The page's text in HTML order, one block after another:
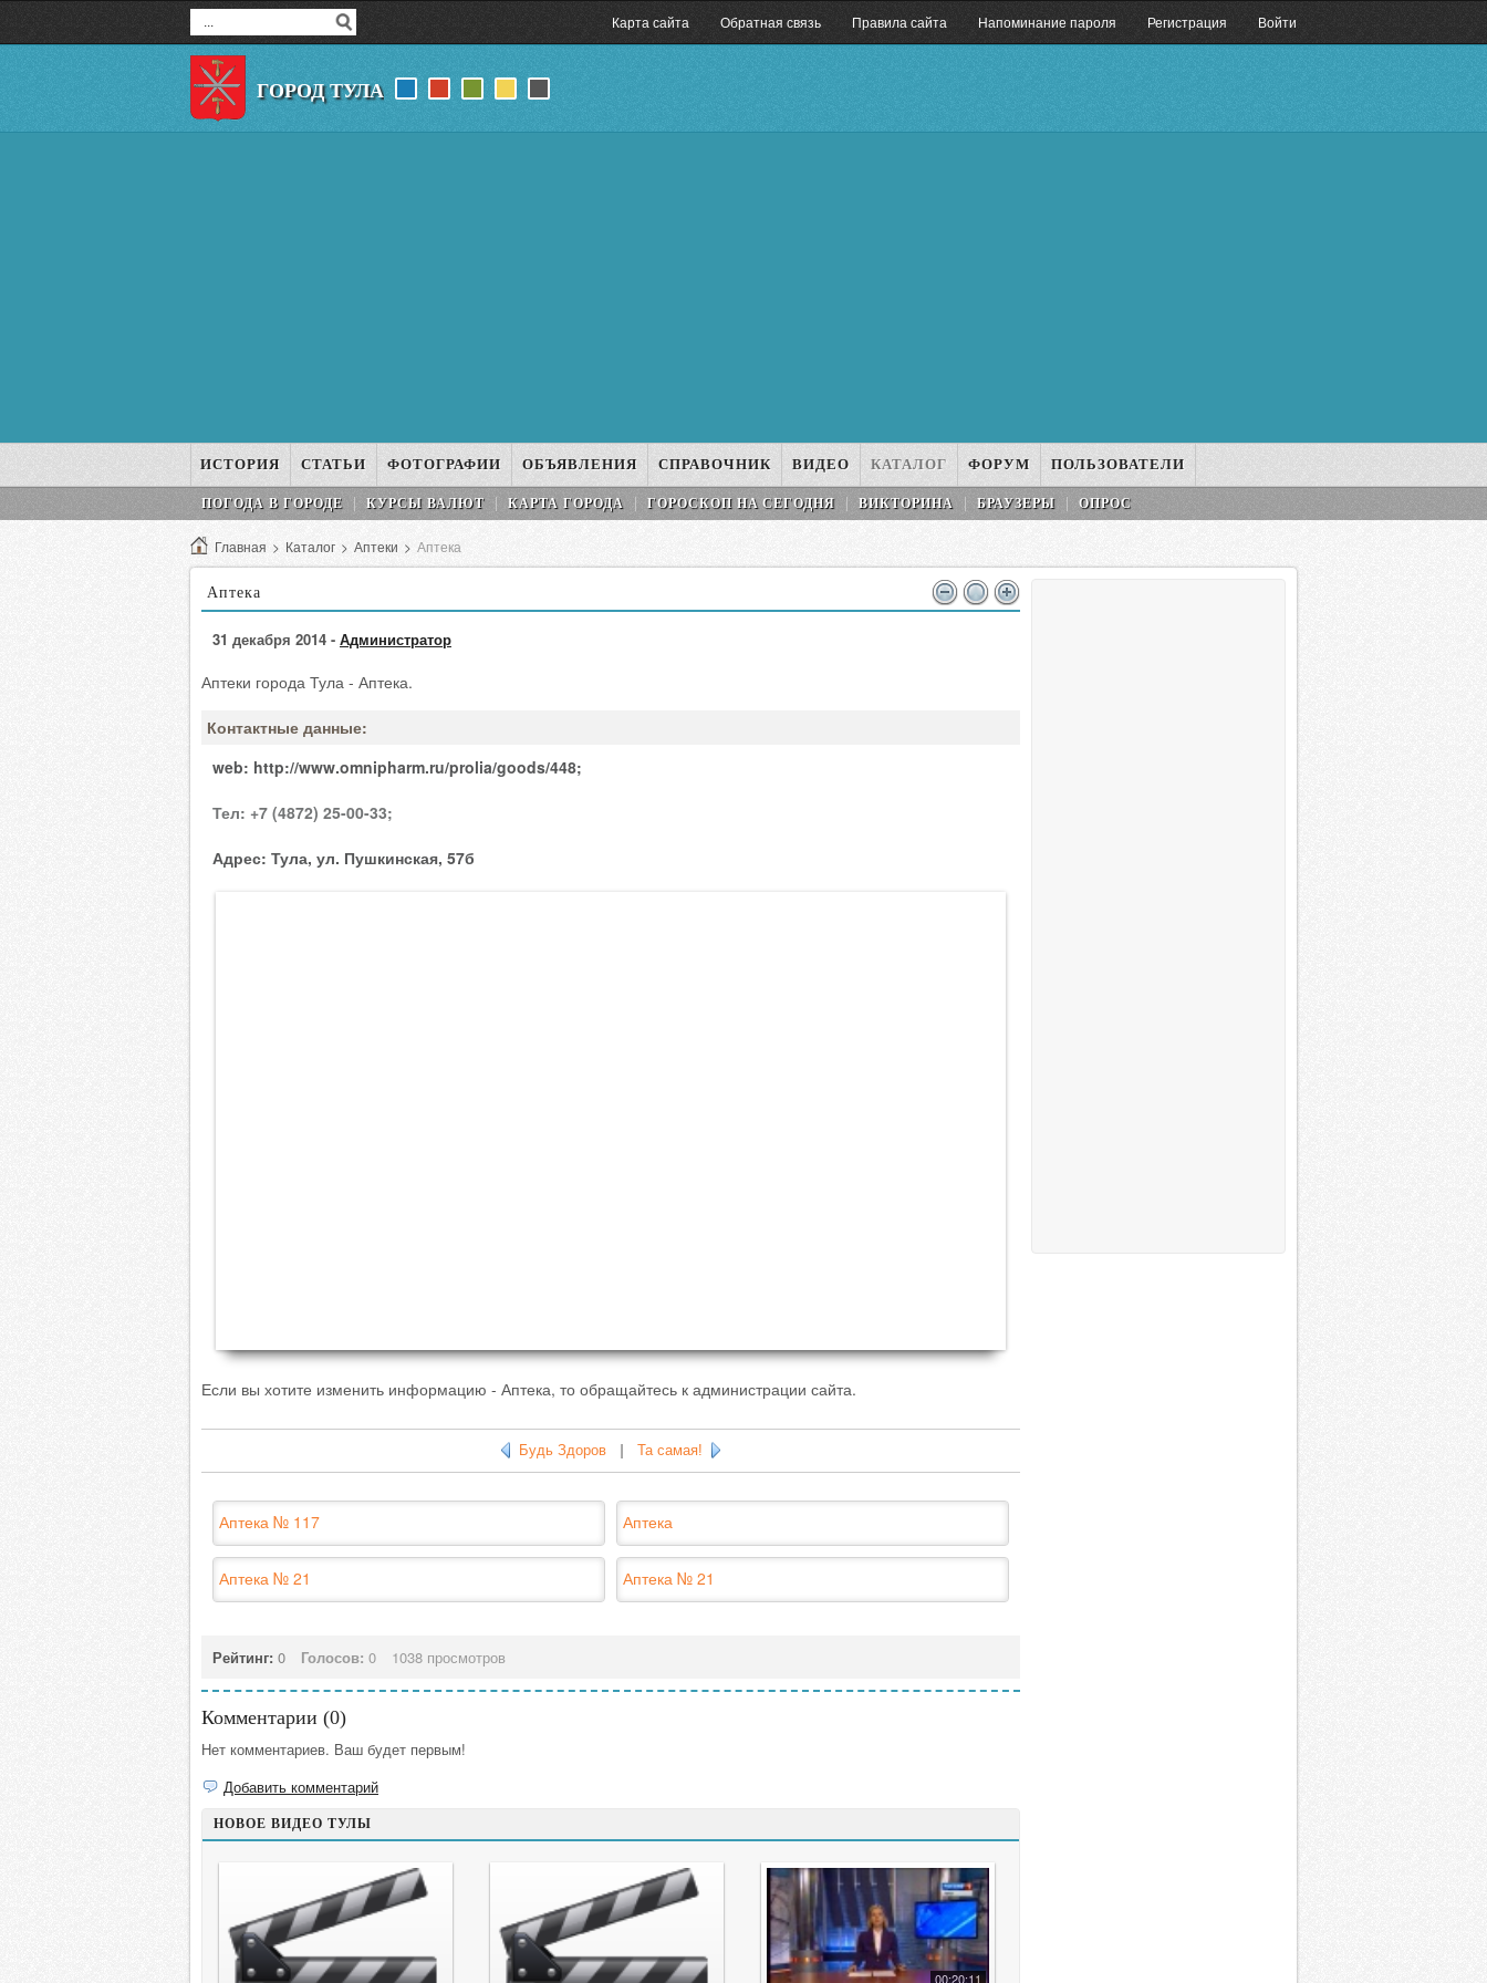
Карта сайта Обратная связь Правила сайта Напоминание пароля Регистрация Войти
ГОРОД ТУЛА
ИСТОРИЯ СТАТЬИ ФОТОГРАФИИ ОБЪЯВЛЕНИЯ СПРАВОЧНИК ВИДЕО КАТАЛОГ ФОРУМ ПОЛЬЗОВАТЕЛИ
ПОГОДА В ГОРОДЕ КУРСЫ ВАЛЮТ КАРТА ГОРОДА ГОРОСКОП НA СEГОДНЯ ВИКТОРИНА БРАУЗЕРЫ ОПРОС
Главная > Каталог > Аптеки > Аптека
Аптека
31 декабря 2014 - Администратор
Аптеки города Тула - Аптека.
Контактные данные:
web: http://www.omnipharm.ru/prolia/goods/448;
Тел: +7 (4872) 25-00-33;
Адрес: Тула, ул. Пушкинская, 57б
Если вы хотите изменить информацию - Аптека, то обращайтесь к администрации сайта.
Будь Здоров Та самая!
Аптека № 117 Аптека
Аптека № 21 Аптека № 21
Рейтинг: 0 Голосов: 0 1038 просмотров
Комментарии (0)
Нет комментариев. Ваш будет первым!
Добавить комментарий
НОВОЕ ВИДЕО ТУЛЫ
00:20:11